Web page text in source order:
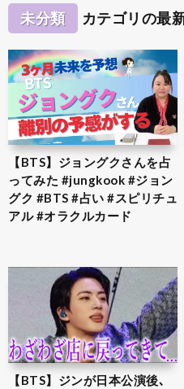
未分類 カテゴリの最
【BTS】ジョングクさんを占
ってみた #jungkook #ジョン
グク #BTS #占い #スピリチュ
アル #オラクルカード
【BTS】ジンが日本公演後､